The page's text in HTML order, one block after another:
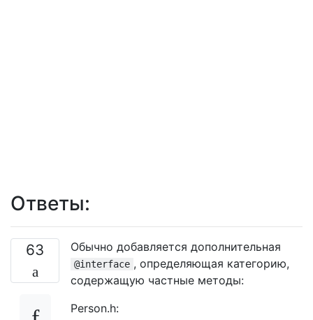
Ответы:
63 Обычно добавляется дополнительная
@interface , определяющая категорию,
содержащую частные методы:
Person.h: